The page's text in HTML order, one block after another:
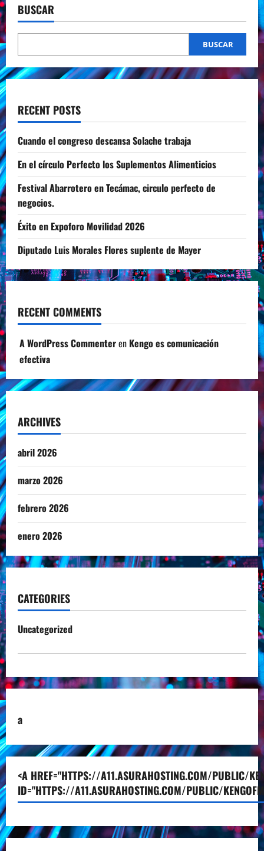
BUSCAR
BUSCAR
RECENT POSTS
Cuando el congreso descansa Solache trabaja
En el círculo Perfecto los Suplementos Alimenticios
Festival Abarrotero en Tecámac, circulo perfecto de
negocios.
Éxito en Expoforo Movilidad 2026
Diputado Luis Morales Flores suplente de Mayer
RECENT COMMENTS
A WordPress Commenteren Kengo es comunicación
efectiva
ARCHIVES
abril 2026
marzo 2026
febrero 2026
enero 2026
CATEGORIES
Uncategorized
a
<A HREF="HTTPS://A11.ASURAHOSTING.COM/PUBLIC/
ID="HTTPS://A11.ASURAHOSTING.COM/PUBLIC/